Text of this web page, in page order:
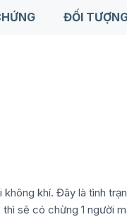
ĐỐI
khí. Đây là tình
sẽ có chừng 1 người